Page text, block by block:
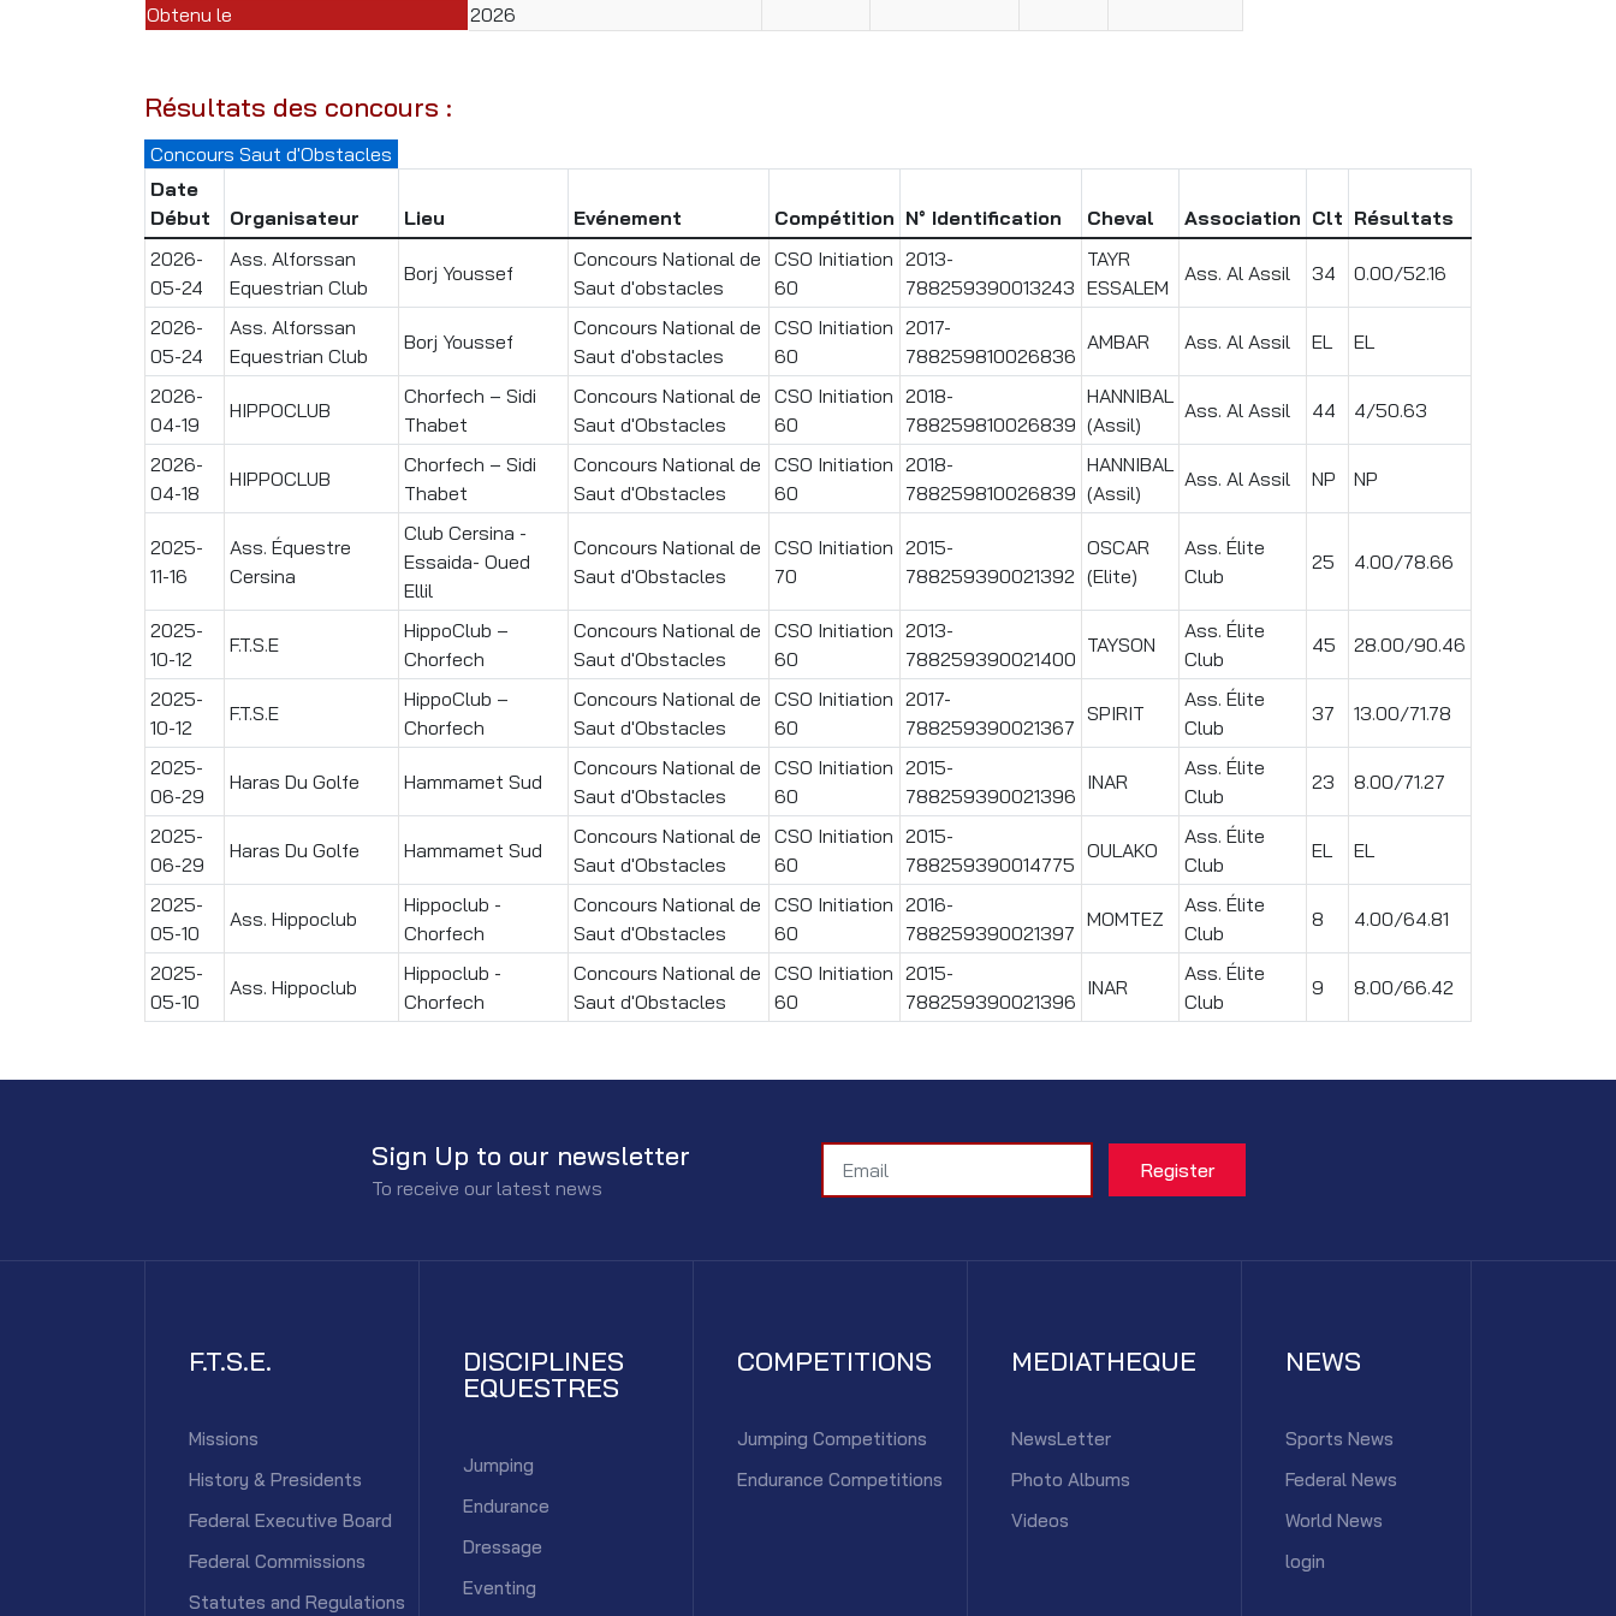
Obtenu le
2026
Résultats des concours :
Concours Saut d'Obstacles
Date
Début
Organisateur Lieu Evénement Compétition N° Identification Cheval Association Clt Résultats
2026-
05-24
Ass. Alforssan
Equestrian Club
Borj Youssef
Concours National de
Saut d'obstacles
CSO Initiation
60
2013-
788259390013243
TAYR
ESSALEM
Ass. Al Assil 34 0.00/52.16
2026-
05-24
Ass. Alforssan
Equestrian Club
Borj Youssef
Concours National de
Saut d'obstacles
CSO Initiation
60
2017-
788259810026836
AMBAR Ass. Al Assil EL EL
2026-
04-19
HIPPOCLUB
Chorfech – Sidi
Thabet
Concours National de
Saut d'Obstacles
CSO Initiation
60
2018-
788259810026839
HANNIBAL
(Assil)
Ass. Al Assil 44 4/50.63
2026-
04-18
HIPPOCLUB
Chorfech – Sidi
Thabet
Concours National de
Saut d'Obstacles
CSO Initiation
60
2018-
788259810026839
HANNIBAL
(Assil)
Ass. Al Assil NP NP
2025-
11-16
Ass. Équestre
Cersina
Club Cersina -
Essaida- Oued
Ellil
Concours National de
Saut d'Obstacles
CSO Initiation
70
2015-
788259390021392
OSCAR
(Elite)
Ass. Élite
Club
25 4.00/78.66
2025-
10-12
F.T.S.E
HippoClub –
Chorfech
Concours National de
Saut d'Obstacles
CSO Initiation
60
2013-
788259390021400
TAYSON
Ass. Élite
Club
45 28.00/90.46
2025-
10-12
F.T.S.E
HippoClub –
Chorfech
Concours National de
Saut d'Obstacles
CSO Initiation
60
2017-
788259390021367
SPIRIT
Ass. Élite
Club
37 13.00/71.78
2025-
06-29
Haras Du Golfe Hammamet Sud
Concours National de
Saut d'Obstacles
CSO Initiation
60
2015-
788259390021396
INAR
Ass. Élite
Club
23 8.00/71.27
2025-
06-29
Haras Du Golfe Hammamet Sud
Concours National de
Saut d'Obstacles
CSO Initiation
60
2015-
788259390014775
OULAKO
Ass. Élite
Club
EL EL
2025-
05-10
Ass. Hippoclub
Hippoclub -
Chorfech
Concours National de
Saut d'Obstacles
CSO Initiation
60
2016-
788259390021397
MOMTEZ
Ass. Élite
Club
8 4.00/64.81
2025-
05-10
Ass. Hippoclub
Hippoclub -
Chorfech
Concours National de
Saut d'Obstacles
CSO Initiation
60
2015-
788259390021396
INAR
Ass. Élite
Club
9 8.00/66.42
Sign Up to our newsletter
To receive our latest news
F.T.S.E.
Missions
History & Presidents
Federal Executive Board
Federal Commissions
Statutes and Regulations
DISCIPLINES
EQUESTRES
Jumping
Endurance
Dressage
Eventing
COMPETITIONS
Jumping Competitions
Endurance Competitions
MEDIATHEQUE
NewsLetter
Photo Albums
Videos
NEWS
Sports News
Federal News
World News
login